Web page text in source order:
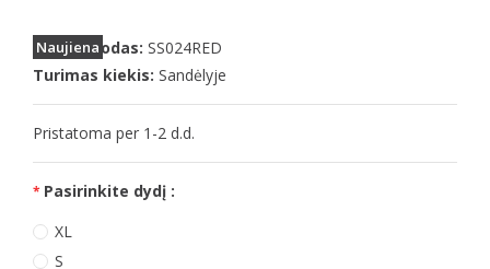
Naujiena
Prekės kodas: SS024RED
Turimas kiekis: Sandėlyje
Pristatoma per 1-2 d.d.
Pasirinkite dydį :
XL
S